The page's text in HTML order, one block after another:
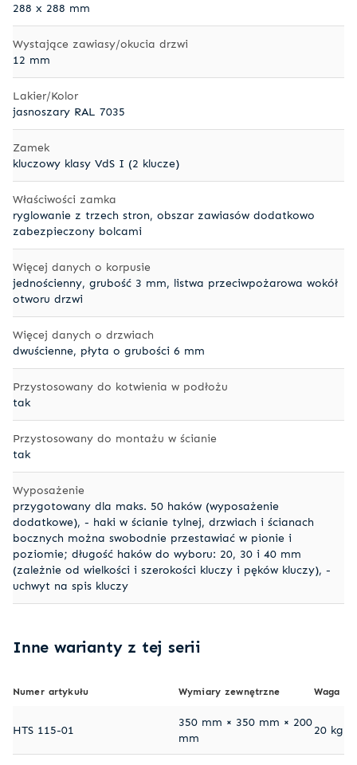
288 x 288 mm
Wystające zawiasy/okucia drzwi
12 mm
Lakier/Kolor
jasnoszary RAL 7035
Zamek
kluczowy klasy VdS I (2 klucze)
Właściwości zamka
ryglowanie z trzech stron, obszar zawiasów dodatkowo
zabezpieczony bolcami
Więcej danych o korpusie
jednościenny, grubość 3 mm, listwa przeciwpożarowa wokół
otworu drzwi
Więcej danych o drzwiach
dwuścienne, płyta o grubości 6 mm
Przystosowany do kotwienia w podłożu
tak
Przystosowany do montażu w ścianie
tak
Wyposażenie
przygotowany dla maks. 50 haków (wyposażenie
dodatkowe), - haki w ścianie tylnej, drzwiach i ścianach
bocznych można swobodnie przestawiać w pionie i
poziomie; długość haków do wyboru: 20, 30 i 40 mm
(zależnie od wielkości i szerokości kluczy i pęków kluczy), -
uchwyt na spis kluczy
Inne warianty z tej serii
Numer artykułu Wymiary zewnętrzne Waga
HTS 115-01
350 mm × 350 mm × 200
mm
20 kg